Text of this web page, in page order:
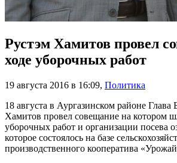
Рустэм Хамитов провел
ходе уборочных работ
19 августа 2016 в 16:09, Политика
18 августа в Аургазинском районе
Хамитов провел совещание на котором
уборочных работ и организации посева
которое состоялось на базе
производственного кооператива